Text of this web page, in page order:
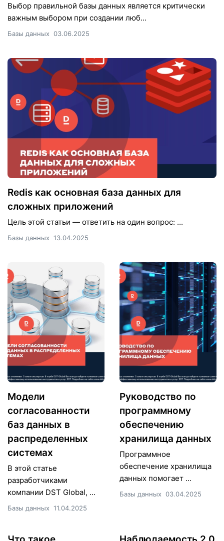
Выбор правильной базы данных является критически
важным выбором при создании люб...
Базы данных 03.06.2025
Redis как основная база данных для
сложных приложений
Цель этой статьи — ответить на один вопрос: ...
Базы данных 13.04.2025
Модели
согласованности
баз данных в
распределенных
системах
В этой статье
разработчиками
компании DST Global, ...
Базы данных 11.04.2025
Руководство по
программному
обеспечению
хранилища данных
Программное
обеспечение хранилища
данных помогает ...
Базы данных 03.04.2025